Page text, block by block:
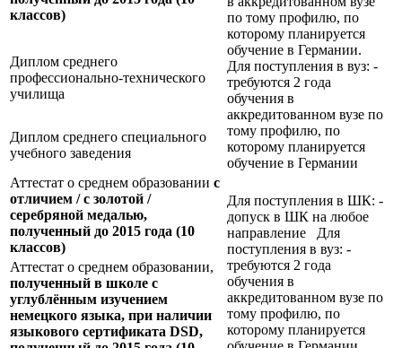
классов)
по тому профилю, по
которому планируется
обучение в Германии.
Для поступления в вуз: -
требуются 2 года
обучения в
аккредитованном вузе по
тому профилю, по
которому планируется
обучение в Германии
Диплом среднего
профессионально-технического
училища
Диплом среднего специального
учебного заведения
Аттестат о среднем образовании с
отличием / с золотой /
серебряной медалью,
полученный до 2015 года (10
классов)
Для поступления в ШК: -
допуск в ШК на любое
направление Для
поступления в вуз: -
требуются 2 года
обучения в
аккредитованном вузе по
тому профилю, по
которому планируется
Аттестат о среднем образовании,
полученный в школе с
углублённым изучением
немецкого языка, при наличии
языкового сертификата DSD,